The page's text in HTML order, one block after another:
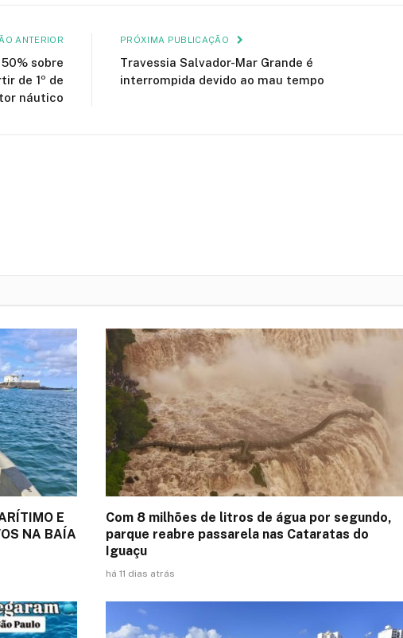
ANTERIOR
sobre
de 1º de
náutico
PRÓXIMA PUBLICAÇÃO
Travessia Salvador-Mar Grande é
interrompida devido ao mau tempo
E
NA BAÍA
Com 8 milhões de litros de água por segundo,
parque reabre passarela nas Cataratas do
Iguaçu
há 11 dias atrás